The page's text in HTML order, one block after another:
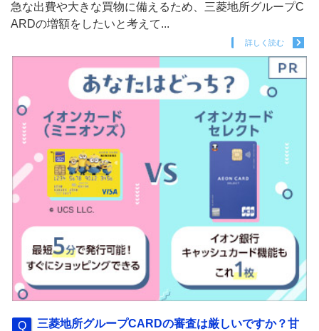
急な出費や大きな買物に備えるため、三菱地所グループC
ARDの増額をしたいと考えて...
詳しく読む
三菱地所グループCARDの審査は厳しいですか？甘